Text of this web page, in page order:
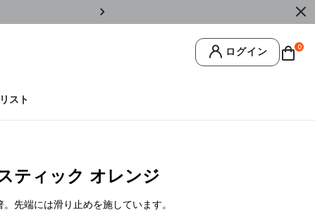
￥
ログイン 0
スト
ティック オレンジ
先端には滑り止めを施しています。